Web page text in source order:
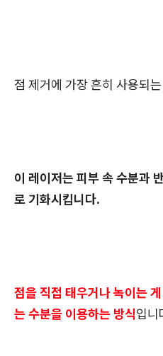
점 제거에 가장 흔히 사용되
이 레이저는 피부 속 수분과
로 기화시킵니다.
점을 직접 태우거나 녹이는
는 수분을 이용하는 방식입니